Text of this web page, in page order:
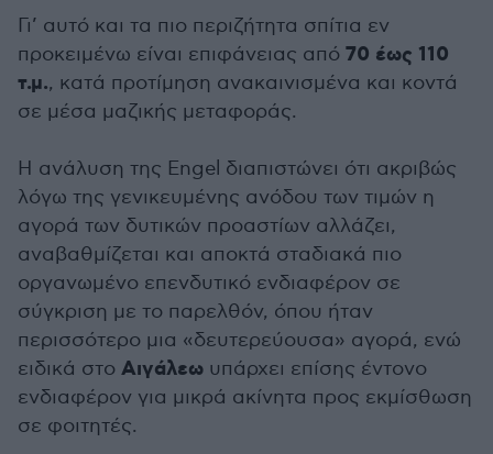
Γι’ αυτό και τα πιο περιζήτητα σπίτια εν
προκειμένω είναι επιφάνειας από 70 έως 110
τ.μ., κατά προτίμηση ανακαινισμένα και κοντά
σε μέσα μαζικής μεταφοράς.
Η ανάλυση της Engel διαπιστώνει ότι ακριβώς
λόγω της γενικευμένης ανόδου των τιμών η
αγορά των δυτικών προαστίων αλλάζει,
αναβαθμίζεται και αποκτά σταδιακά πιο
οργανωμένο επενδυτικό ενδιαφέρον σε
σύγκριση με το παρελθόν, όπου ήταν
περισσότερο μια «δευτερεύουσα» αγορά, ενώ
ειδικά στο Αιγάλεω υπάρχει επίσης έντονο
ενδιαφέρον για μικρά ακίνητα προς εκμίσθωση
σε φοιτητές.